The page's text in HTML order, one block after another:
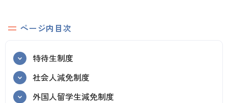
ページ内目次
特待生制度
社会人減免制度
外国人留学生減免制度